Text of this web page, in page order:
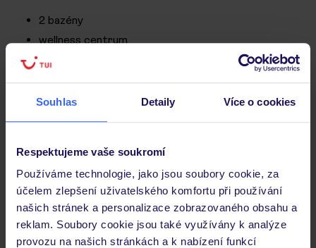
Souhlas Detaily Více o cookies
Respektujeme vaše soukromí
Používáme technologie, jako jsou soubory cookie, za
účelem zlepšení uživatelského komfortu při používání
našich stránek a personalizace zobrazovaného obsahu a
reklam. Soubory cookie jsou také využívány k analýze
provozu na našich stránkách a k nabízení funkcí
2 bazény
wellness centrum
lekce tance a fitness
zábava pro malé děti i teenagery
Chorvatsko – dovolená v karavanu
kousek od pláže
Chorvatsko je již léta jednou z nejoblíbenějších